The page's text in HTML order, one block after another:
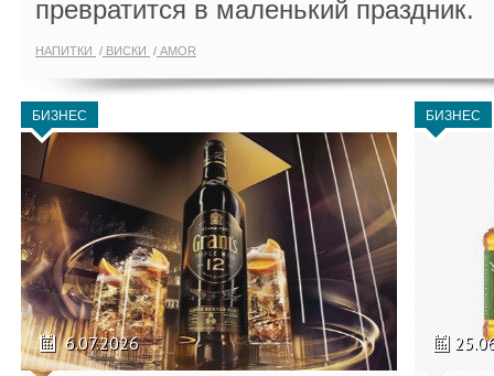
превратится в маленький праздник.
НАПИТКИ ВИСКИ AMOR
БИЗНЕС
6.07.2026
БИЗНЕС